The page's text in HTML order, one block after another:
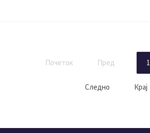
Почеток Пред 1
Следно Крај